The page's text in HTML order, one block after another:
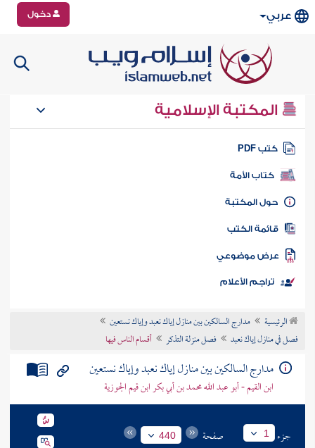
عربي دخول
المكتبة الإسلامية
كتب PDF
كتاب الأمة
المكتبة
الكتب
موضوعي
تراجم الأعلام
الرئيسية
مدارج السالكين بين منازل إياك نعبد وإياك نستعين
فصل في منازل إياك نعبد
فصل منزلة التذكر أقسام الناس فيها
مدارج السالكين بين منازل إياك نعبد وإياك نستعين
ابن القيم - أبو عبد الله محمد بن أبي بكر ابن قيم الجوزية
جزء 1 صفحة 440